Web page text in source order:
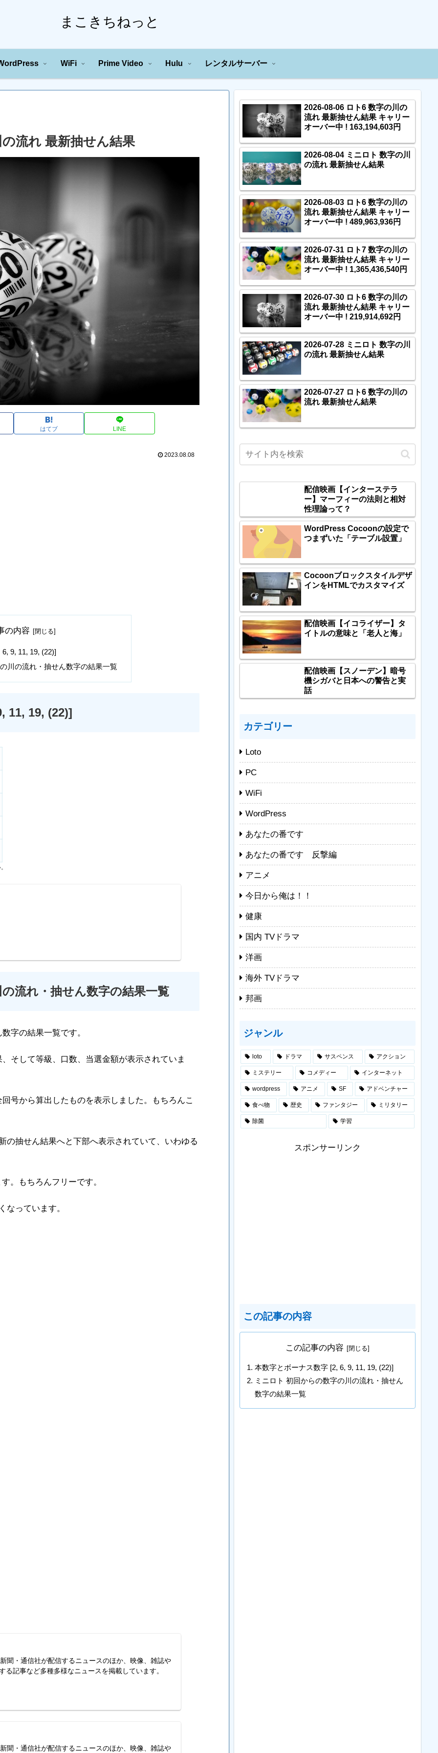
まこきちねっと
WiFi Prime Video Hulu レンタルサーバー
流れ 最新抽せん結果
はてブ LINE
2023.08.08
の内容
9, 11, 19, (22)]
川の流れ・抽せん数字の結果一覧
11, 19, (22)]
流れ・抽せん数字の結果一覧
字の結果一覧です。
そして等級、口数、当選金額が表示されていま
号から算出したものを表示しました。もちろんこ
の抽せん結果へと下部へ表示されていて、いわゆる
。もちろんフリーです。
なっています。
聞・通信社が配信するニュースのほか、映像、雑誌や
る記事など多種多様なニュースを掲載しています。
聞・通信社が配信するニュースのほか、映像、雑誌や
2026-08-06 ロト6 数字の川の
流れ 最新抽せん結果 キャリー
オーバー中 ! 163,194,603円
2026-08-04 ミニロト 数字の川
の流れ 最新抽せん結果
2026-08-03 ロト6 数字の川の
流れ 最新抽せん結果 キャリー
オーバー中 ! 489,963,936円
2026-07-31 ロト7 数字の川の
流れ 最新抽せん結果 キャリー
オーバー中 ! 1,365,436,540円
2026-07-30 ロト6 数字の川の
流れ 最新抽せん結果 キャリー
オーバー中 ! 219,914,692円
2026-07-28 ミニロト 数字の川
の流れ 最新抽せん結果
2026-07-27 ロト6 数字の川の
流れ 最新抽せん結果
配信映画【インターステラ
ー】マーフィーの法則と相対
性理論って？
WordPress Cocoonの設定で
つまずいた「テーブル設置」
Cocoonブロックスタイルデザ
インをHTMLでカスタマイズ
配信映画【イコライザー】タ
イトルの意味と「老人と海」
配信映画【スノーデン】暗号
機シガバと日本への警告と実
話
カテゴリー
Loto
PC
WiFi
WordPress
あなたの番です
あなたの番です 反撃編
アニメ
今日から俺は！！
健康
国内 TVドラマ
洋画
海外 TVドラマ
邦画
ジャンル
loto ドラマ サスペンス アクション
ミステリー コメディー インターネット
wordpress アニメ SF アドベンチャー
食べ物 歴史 ファンタジー ミリタリー
除菌 学習
スポンサーリンク
この記事の内容
この記事の内容
本数字とボーナス数字 [2, 6, 9, 11, 19, (22)]
ミニロト 初回からの数字の川の流れ・抽せん
数字の結果一覧